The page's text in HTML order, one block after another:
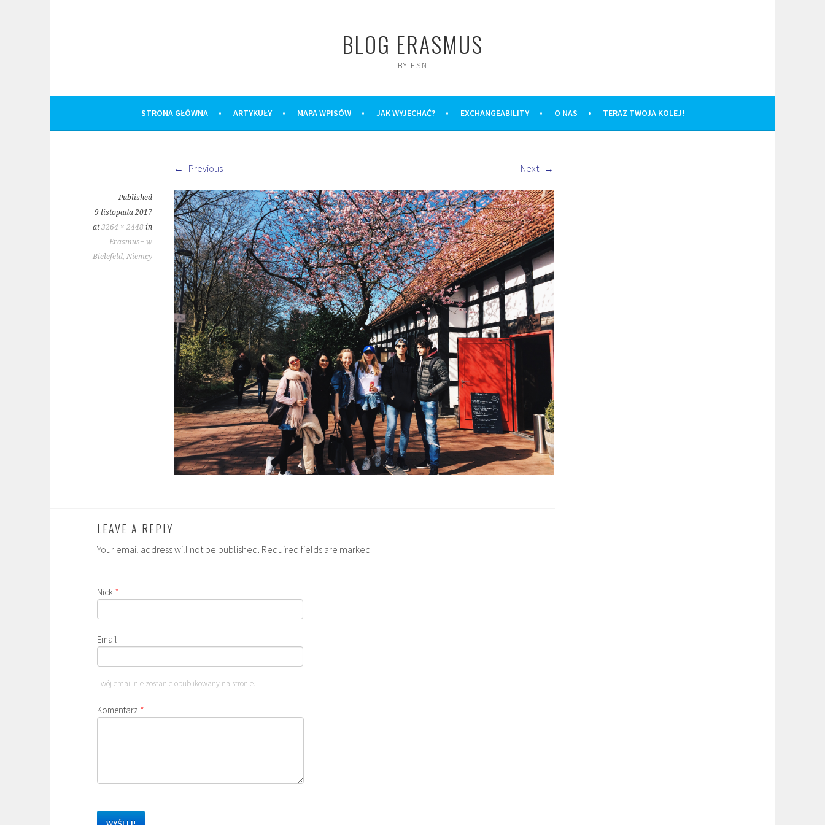
BLOG ERASMUS
BY ESN
STRONA GŁÓWNA ARTYKUŁY MAPA WPISÓW JAK WYJECHAĆ? EXCHANGEABILITY O NAS TERAZ TWOJA KOLEJ!
Previous Next
Published
9 listopada 2017
at3264 × 2448 in
Erasmus+ w
Bielefeld, Niemcy
LEAVE A REPLY
Your email address will not be published. Required fields are marked
Nick *
Email
Twój email nie zostanie opublikowany na stronie.
Komentarz *